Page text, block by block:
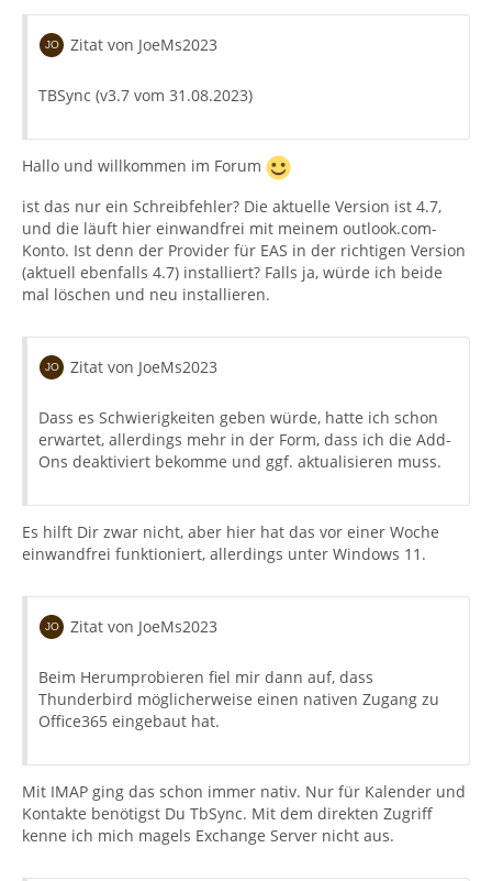
Zitat von JoeMs2023
TBSync (v3.7 vom 31.08.2023)
Hallo und willkommen im Forum
ist das nur ein Schreibfehler? Die aktuelle Version ist 4.7,
und die läuft hier einwandfrei mit meinem outlook.com-
Konto. Ist denn der Provider für EAS in der richtigen Version
(aktuell ebenfalls 4.7) installiert? Falls ja, würde ich beide
mal löschen und neu installieren.
Zitat von JoeMs2023
Dass es Schwierigkeiten geben würde, hatte ich schon
erwartet, allerdings mehr in der Form, dass ich die Add-
Ons deaktiviert bekomme und ggf. aktualisieren muss.
Es hilft Dir zwar nicht, aber hier hat das vor einer Woche
einwandfrei funktioniert, allerdings unter Windows 11.
Zitat von JoeMs2023
Beim Herumprobieren fiel mir dann auf, dass
Thunderbird möglicherweise einen nativen Zugang zu
Office365 eingebaut hat.
Mit IMAP ging das schon immer nativ. Nur für Kalender und
Kontakte benötigst Du TbSync. Mit dem direkten Zugriff
kenne ich mich magels Exchange Server nicht aus.